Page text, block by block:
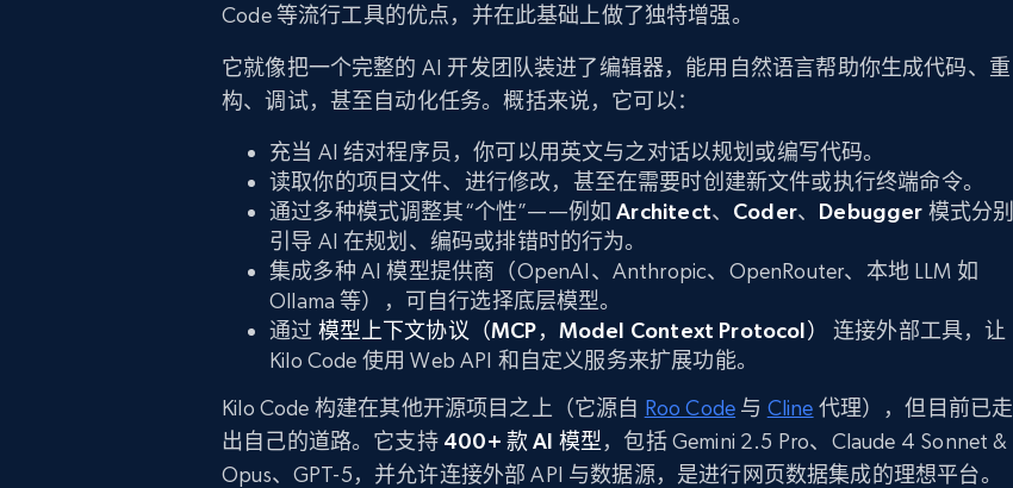
Code 等流行工具的优点，并在此基础上做了独特增强。
它就像把一个完整的 AI 开发团队装进了编辑器，能用自然语言帮助你生成代码、重
构、调试，甚至自动化任务。概括来说，它可以：
充当 AI 结对程序员，你可以用英文与之对话以规划或编写代码。
读取你的项目文件、进行修改，甚至在需要时创建新文件或执行终端命令。
通过多种模式调整其“个性”——例如Architect、 Coder、 Debugger 模式分别
引导 AI 在规划、编码或排错时的行为。
集成多种 AI 模型提供商（OpenAI、Anthropic、OpenRouter、本地 LLM 如
Ollama 等），可自行选择底层模型。
通过 模型上下文协议（MCP，Model Context Protocol）
连接外部工具，让
Kilo Code 使用 Web API 和自定义服务来扩展功能。
Kilo Code 构建在其他开源项目之上（它源自 Roo Code 与 Cline 代理），但目前已走
出自己的道路。它支持 400+ 款 AI 模型 ，包括 Gemini 2.5 Pro、Claude 4 Sonnet &
Opus、GPT-5，并允许连接外部 API 与数据源，是进行网页数据集成的理想平台。